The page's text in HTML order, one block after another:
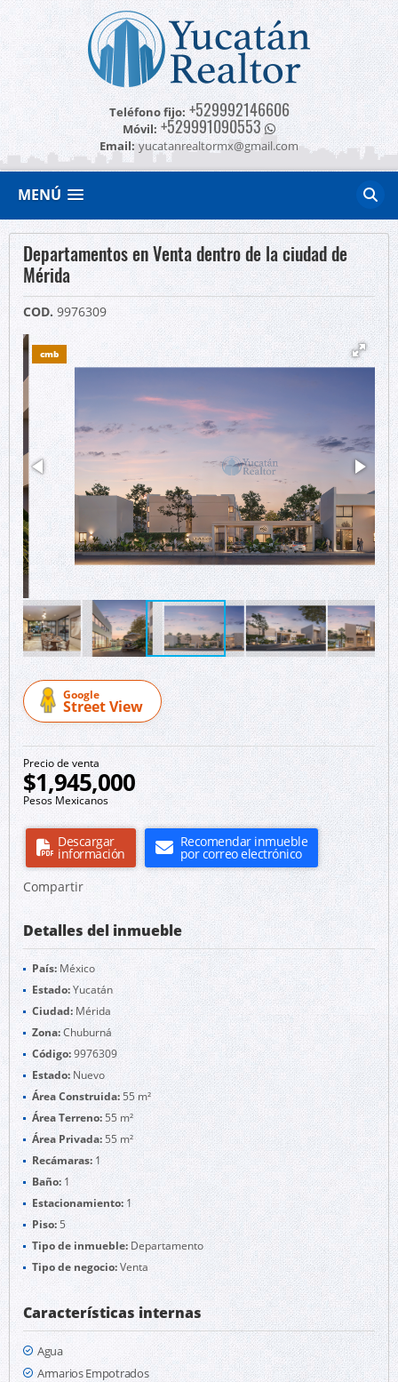
Teléfono fijo: +529992146606
Móvil: +529991090553
Email: yucatanrealtormx@gmail.com
MENÚ
Departamentos en Venta dentro de la ciudad de
Mérida
COD. 9976309
cmb
Google
Street View
Precio de venta
$1,945,000
Pesos Mexicanos
Descargar
información
Recomendar inmueble
por correo electrónico
Compartir
Detalles del inmueble
País: México
Estado:Yucatán
Ciudad: Mérida
Zona:Chuburná
Código:9976309
Estado:Nuevo
Área Construida:55 m²
Área Terreno:55 m²
Área Privada:55 m²
Recámaras:1
Baño:1
Estacionamiento:1
Piso:5
Tipo de inmueble: Departamento
Tipo de negocio:Venta
Características internas
Agua
Armarios Empotrados